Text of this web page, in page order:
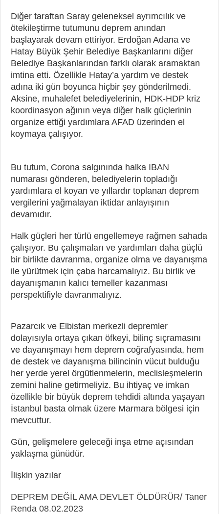
Diğer taraftan Saray geleneksel ayrımcılık ve
ötekileştirme tutumunu deprem anından
başlayarak devam ettiriyor. Erdoğan Adana ve
Hatay Büyük Şehir Belediye Başkanlarını diğer
Belediye Başkanlarından farklı olarak aramaktan
imtina etti. Özellikle Hatay’a yardım ve destek
adına iki gün boyunca hiçbir şey gönderilmedi.
Aksine, muhalefet belediyelerinin, HDK-HDP kriz
koordinasyon ağının veya diğer halk güçlerinin
organize ettiği yardımlara AFAD üzerinden el
koymaya çalışıyor.
Bu tutum, Corona salgınında halka IBAN
numarası gönderen, belediyelerin topladığı
yardımlara el koyan ve yıllardır toplanan deprem
vergilerini yağmalayan iktidar anlayışının
devamıdır.
Halk güçleri her türlü engellemeye rağmen sahada
çalışıyor. Bu çalışmaları ve yardımları daha güçlü
bir birlikte davranma, organize olma ve dayanışma
ile yürütmek için çaba harcamalıyız. Bu birlik ve
dayanışmanın kalıcı temeller kazanması
perspektifiyle davranmalıyız.
Pazarcık ve Elbistan merkezli depremler
dolayısıyla ortaya çıkan öfkeyi, bilinç sıçramasını
ve dayanışmayı hem deprem coğrafyasında, hem
de destek ve dayanışma bilincinin vücut bulduğu
her yerde yerel örgütlenmelerin, meclisleşmelerin
zemini haline getirmeliyiz. Bu ihtiyaç ve imkan
özellikle bir büyük deprem tehdidi altında yaşayan
İstanbul basta olmak üzere Marmara bölgesi için
mevcuttur.
Gün, gelişmelere geleceği inşa etme açısından
yaklaşma günüdür.
İlişkin yazılar
DEPREM DEĞİL AMA DEVLET ÖLDÜRÜR/ Taner
Renda 08.02.2023